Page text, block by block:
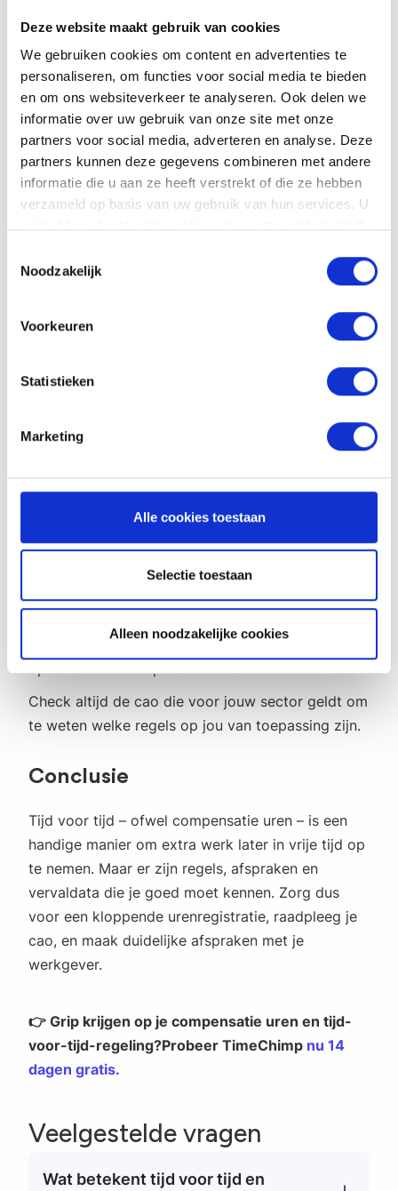
Deze website maakt gebruik van cookies
We gebruiken cookies om content en advertenties te
personaliseren, om functies voor social media te bieden
en om ons websiteverkeer te analyseren. Ook delen we
informatie over uw gebruik van onze site met onze
partners voor social media, adverteren en analyse. Deze
partners kunnen deze gegevens combineren met andere
informatie die u aan ze heeft verstrekt of die ze hebben
verzameld op basis van uw gebruik van hun services. U
Noodzakelijk
Voorkeuren
Statistieken
Marketing
Alle cookies toestaan
Selectie toestaan
Alleen noodzakelijke cookies
waarin je gemakkelijk gewerkte uren kunt
vergelijken met je rooster of contract.
Het belang van goede
urenregistratie
Goede urenregistratie is cruciaal voor een
voorkomt discussies, geeft inzicht in je balans
opnemen van opgebouwde tijd.
Gebruik bij voorkeur een digitale tool of
voorkomt dat je rechten verliest.
Tijd voor tijd in cao's zoals
In sectoren als de Verpleging, Verzorging en
Thuiszorg (VVT) zijn tijd voor tijd-afspraken heel
specifieke richtlijnen over het opbouwen en
opnemen van compensatie-uren.
Check altijd de cao die voor jouw sector geldt om
te weten welke regels op jou van toepassing zijn.
Conclusie
Tijd voor tijd – ofwel compensatie uren – is een
handige manier om extra werk later in vrije tijd op
te nemen. Maar er zijn regels, afspraken en
vervaldata die je goed moet kennen. Zorg dus
voor een kloppende urenregistratie, raadpleeg je
cao, en maak duidelijke afspraken met je
werkgever.
👉 Grip krijgen op je compensatie uren en tijd-
voor-tijd-regeling?Probeer TimeChimp nu 14
dagen gratis.
Veelgestelde vragen
Wat betekent tijd voor tijd en